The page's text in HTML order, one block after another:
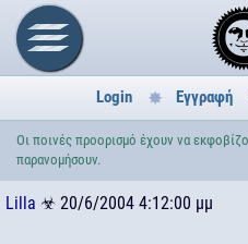
Login Εγγραφή
Oι ποινές προορισμό έχουν να
παρανομήσουν.
Lilla ☣ 20/6/2004 4:12:00 μμ